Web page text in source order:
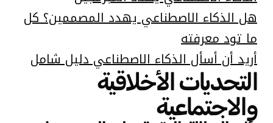
هل الذكاء الاصطناعي يهدد المصممين؟ كل
ما تود معرفته
أريد أن أسأل الذكاء الاصطناعي دليل شامل
التحديات الأخلاقية
والاجتماعية